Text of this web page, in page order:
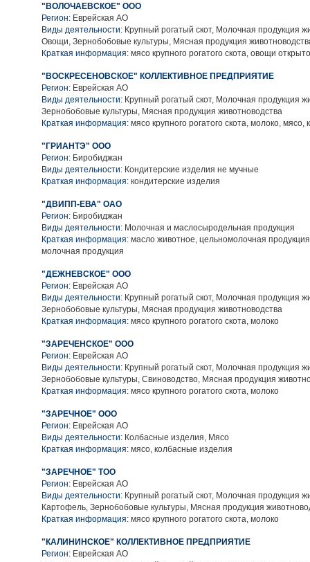
"ВОЛОЧАЕВСКОЕ" ООО
Регион: Еврейская АО
Виды деятельности: Крупный рогатый скот, Молочная продукция
Овощи, Зернобобовые культуры, Мясная продукция
Краткая информация: мясо крупного рогатого скота, овощи
"ВОСКРЕСЕНОВСКОЕ" КОЛЛЕКТИВНОЕ ПРЕДПРИЯТИЕ
Регион: Еврейская АО
Виды деятельности: Крупный рогатый скот, Молочная продукция
Зернобобовые культуры, Мясная продукция животноводства
Краткая информация: мясо крупного рогатого скота, молоко,
"ГРИАНТЭ" ООО
Регион: Биробиджан
Виды деятельности: Кондитерские изделия не мучные
Краткая информация: кондитерские изделия
"ДВИПП-ЕВА" ОАО
Регион: Биробиджан
Виды деятельности: Молочная и маслосыродельная продукция
Краткая информация: масло животное, цельномолочная
молочная продукция
"ДЕЖНЕВСКОЕ" ООО
Регион: Еврейская АО
Виды деятельности: Крупный рогатый скот, Молочная продукция
Зернобобовые культуры, Мясная продукция животноводства
Краткая информация: мясо крупного рогатого скота, молоко
"ЗАРЕЧЕНСКОЕ" ООО
Регион: Еврейская АО
Виды деятельности: Крупный рогатый скот, Молочная продукция
Зернобобовые культуры, Свиноводство, Мясная продукция
Краткая информация: мясо крупного рогатого скота, молоко
"ЗАРЕЧНОЕ" ООО
Регион: Еврейская АО
Виды деятельности: Колбасные изделия, Мясо
Краткая информация: мясо, колбасные изделия
"ЗАРЕЧНОЕ" ТОО
Регион: Еврейская АО
Виды деятельности: Крупный рогатый скот, Молочная продукция
Картофель, Зернобобовые культуры, Мясная продукция
Краткая информация: мясо крупного рогатого скота, молоко
"КАЛИНИНСКОЕ" КОЛЛЕКТИВНОЕ ПРЕДПРИЯТИЕ
Регион: Еврейская АО